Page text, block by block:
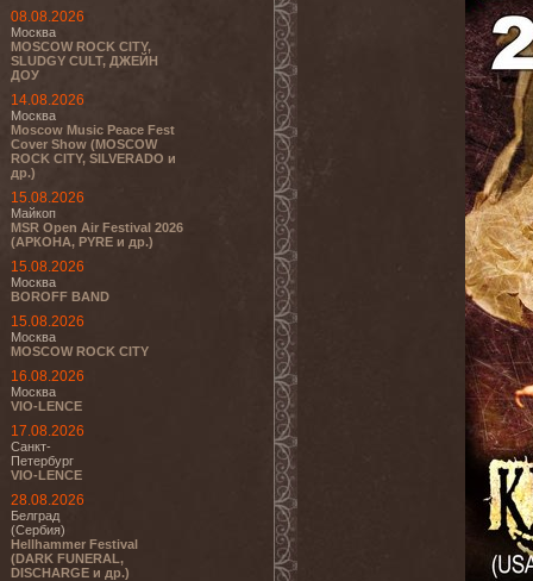
08.08.2026
Москва
MOSCOW ROCK CITY,
SLUDGY CULT, ДЖЕЙН
ДОУ
14.08.2026
Москва
Moscow Music Peace Fest
Cover Show (MOSCOW
ROCK CITY, SILVERADO и
др.)
15.08.2026
Майкоп
MSR Open Air Festival 2026
(АРКОНА, PYRE и др.)
15.08.2026
Москва
BOROFF BAND
15.08.2026
Москва
MOSCOW ROCK CITY
16.08.2026
Москва
VIO-LENCE
17.08.2026
Санкт-
Петербург
VIO-LENCE
28.08.2026
Белград
(Сербия)
Hellhammer Festival
(DARK FUNERAL,
DISCHARGE и др.)